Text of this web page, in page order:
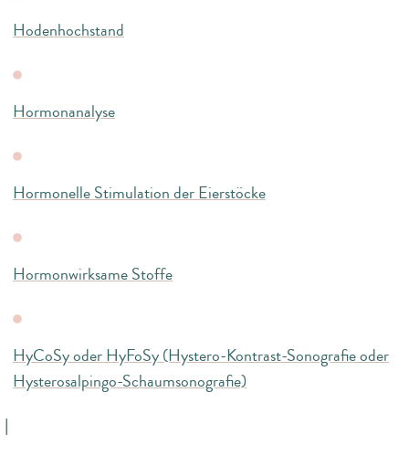
Hodenhochstand
Hormonanalyse
Hormonelle Stimulation der Eierstöcke
Hormonwirksame Stoffe
HyCoSy oder HyFoSy (Hystero-Kontrast-Sonografie oder
Hysterosalpingo-Schaumsonografie)
I